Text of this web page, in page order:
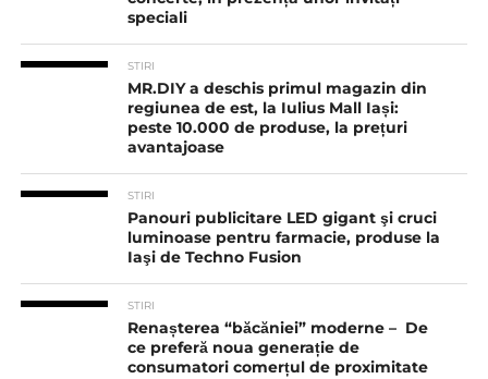
speciali
STIRI
MR.DIY a deschis primul magazin din
regiunea de est, la Iulius Mall Iași:
peste 10.000 de produse, la prețuri
avantajoase
STIRI
Panouri publicitare LED gigant şi cruci
luminoase pentru farmacie, produse la
Iaşi de Techno Fusion
STIRI
Renașterea “băcăniei” moderne – De
ce preferă noua generație de
consumatori comerțul de proximitate